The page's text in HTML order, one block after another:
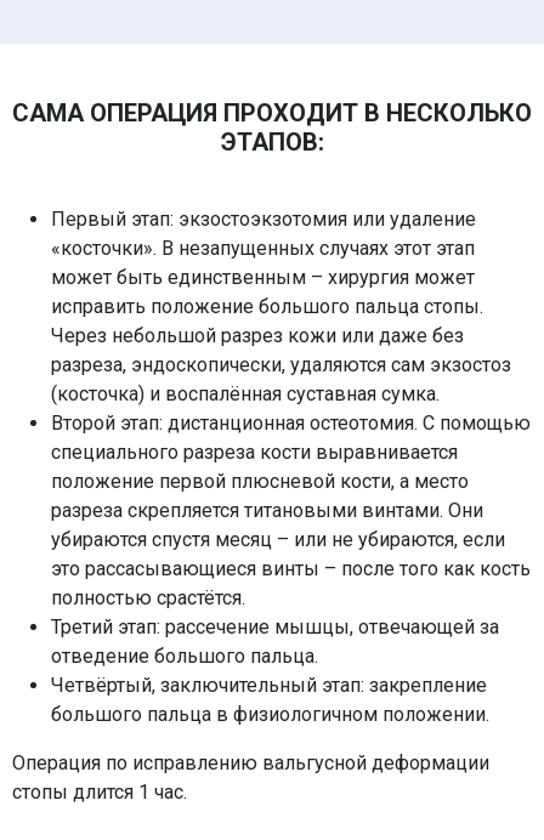
САМА ОПЕРАЦИЯ ПРОХОДИТ В НЕСКОЛЬКО
ЭТАПОВ:
Первый этап: экзостоэкзотомия или удаление
«косточки». В незапущенных случаях этот этап
может быть единственным – хирургия может
исправить положение большого пальца стопы.
Через небольшой разрез кожи или даже без
разреза, эндоскопически, удаляются сам экзостоз
(косточка) и воспалённая суставная сумка.
Второй этап: дистанционная остеотомия. С помощью
специального разреза кости выравнивается
положение первой плюсневой кости, а место
разреза скрепляется титановыми винтами. Они
убираются спустя месяц – или не убираются, если
это рассасывающиеся винты – после того как кость
полностью срастётся.
Третий этап: рассечение мышцы, отвечающей за
отведение большого пальца.
Четвёртый, заключительный этап: закрепление
большого пальца в физиологичном положении.
Операция по исправлению вальгусной деформации
стопы длится 1 час.